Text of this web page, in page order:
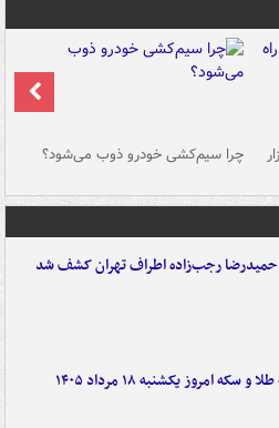
چرا سیم‌کشی خودرو ذوب می‌شود؟
حمیدرضا رجب‌زاده اطراف تهران کشف شد
و سکه امروز یکشنبه ۱۸ مرداد ۱۴۰۵